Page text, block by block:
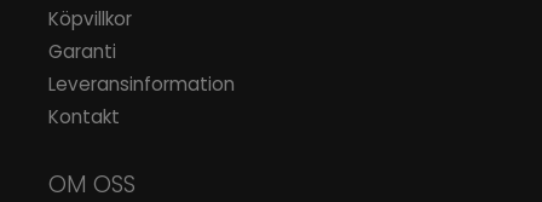
Köpvillkor
Garanti
Leveransinformation
Kontakt
OM OSS